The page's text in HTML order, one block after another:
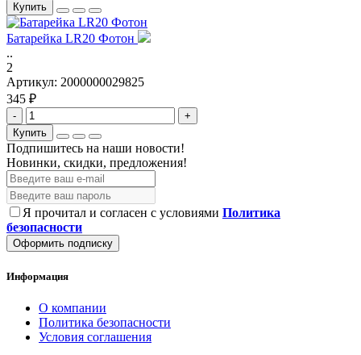
Купить
Батарейка LR20 Фотон
..
2
Артикул: 2000000029825
345 ₽
-
+
Купить
Подпишитесь на наши новости!
Новинки, скидки, предложения!
Я прочитал и согласен с условиями Политика
безопасности
Оформить подписку
Информация
О компании
Политика безопасности
Условия соглашения